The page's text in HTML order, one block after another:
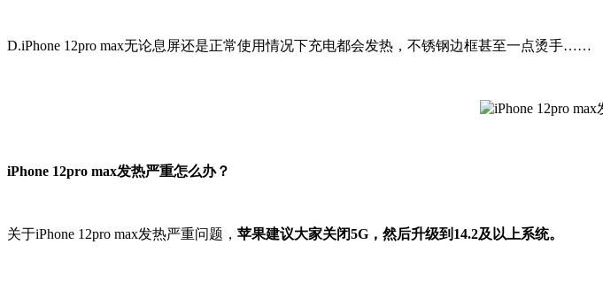
D.iPhone 12pro max无论息屏还是正常使用情况下充电都会发热，不锈钢边框甚至一点烫手……
iPhone 12pro max发热严重怎么办？
关于iPhone 12pro max发热严重问题， 苹果建议大家关闭5G，然后升级到14.2及以上系统。